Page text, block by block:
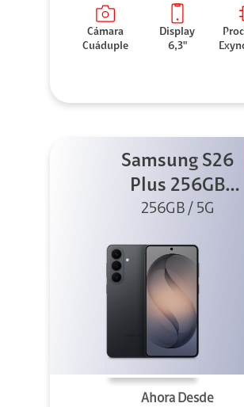
Cámara
Cuáduple
Display
6,3"
Samsung S26
Plus 256GB
Negro
256GB / 5G
Ahora Desde